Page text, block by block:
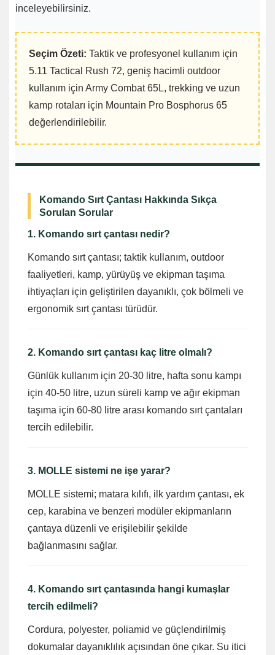
inceleyebilirsiniz.
Seçim Özeti: Taktik ve profesyonel kullanım için
5.11 Tactical Rush 72, geniş hacimli outdoor
kullanım için Army Combat 65L, trekking ve uzun
kamp rotaları için Mountain Pro Bosphorus 65
değerlendirilebilir.
Komando Sırt Çantası Hakkında Sıkça
Sorulan Sorular
1. Komando sırt çantası nedir?
Komando sırt çantası; taktik kullanım, outdoor
faaliyetleri, kamp, yürüyüş ve ekipman taşıma
ihtiyaçları için geliştirilen dayanıklı, çok bölmeli ve
ergonomik sırt çantası türüdür.
2. Komando sırt çantası kaç litre olmalı?
Günlük kullanım için 20-30 litre, hafta sonu kampı
için 40-50 litre, uzun süreli kamp ve ağır ekipman
taşıma için 60-80 litre arası komando sırt çantaları
tercih edilebilir.
3. MOLLE sistemi ne işe yarar?
MOLLE sistemi; matara kılıfı, ilk yardım çantası, ek
cep, karabina ve benzeri modüler ekipmanların
çantaya düzenli ve erişilebilir şekilde
bağlanmasını sağlar.
4. Komando sırt çantasında hangi kumaşlar
tercih edilmeli?
Cordura, polyester, poliamid ve güçlendirilmiş
dokumalar dayanıklılık açısından öne çıkar. Su itici